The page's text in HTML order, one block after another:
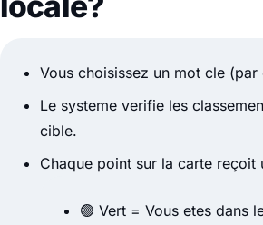
Vous choisissez un mot cle
Le systeme verifie les
cible.
Chaque point sur la carte reçoit
🟢 Vert = Vous etes dans